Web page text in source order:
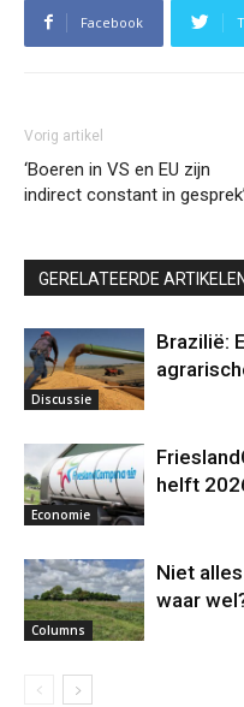
Facebook
Vorig artikel
‘Boeren in VS en EU zijn
indirect constant in gesprek’
GERELATEERDE ARTIKELEN
Discussie
Brazilië:
Economie
helft
Columns
Niet
waar